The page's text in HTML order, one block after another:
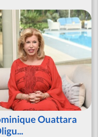
Ouattara